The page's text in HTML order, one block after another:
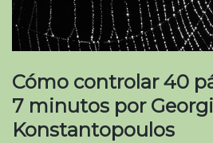
Cómo controlar 40
7 minutos por
Konstantopoulos